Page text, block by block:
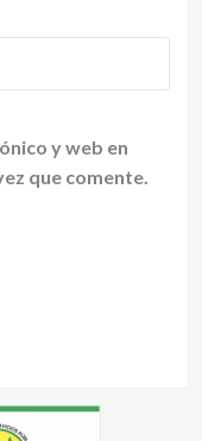
y web en
que comente.